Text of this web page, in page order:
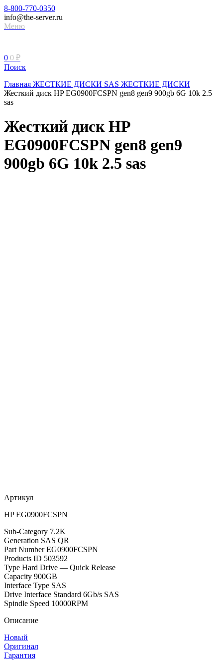
8-800-770-0350
info@the-server.ru
Меню
0 0 ₽
Поиск
Главная ЖЕСТКИЕ ДИСКИ SAS ЖЕСТКИЕ ДИСКИ
Жесткий диск HP EG0900FCSPN gen8 gen9 900gb 6G 10k 2.5
sas
Жесткий диск HP
EG0900FCSPN gen8 gen9
900gb 6G 10k 2.5 sas
Артикул
HP EG0900FCSPN
Sub-Category 7.2K
Generation SAS QR
Part Number EG0900FCSPN
Products ID 503592
Type Hard Drive — Quick Release
Capacity 900GB
Interface Type SAS
Drive Interface Standard 6Gb/s SAS
Spindle Speed 10000RPM
Описание
Новый
Оригинал
Гарантия